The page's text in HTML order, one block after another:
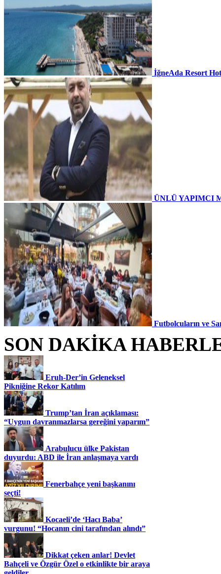
İğneAda Resort
ÜNLÜ YAPIMCI
Futbolcuların ve
SON DAKİKA
Eruh-Der’in Geleneksel
Pikniğine Rekor Katılım
Trump’tan İran açıklaması:
“Uygun davranmazlarsa gereğini yaparım”
Arabulucu ülke Pakistan
duyurdu: ABD ile İran anlaşmaya vardı
Fenerbahçe yeni başkanını
seçti!
Kocaeli’de ‘Hacı Baba’
vurgunu! “Hocanın cini tarafından alındı”
Dikkat çeken anlar! Devlet
Bahçeli ve Özgür Özel o etkinlikte bir araya